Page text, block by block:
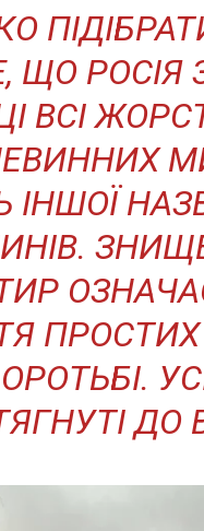
ЩО РОСІЯ
ВСІ
ПРОСТИХ
ДО